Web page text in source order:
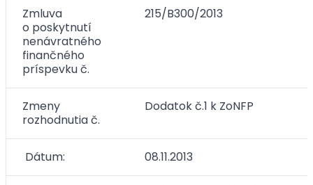
Zmluva
o poskytnutí
nenávratného
finančného
príspevku č.
215/B300/2013
Zmeny
rozhodnutia č.
Dodatok č.1 k ZoNFP
Dátum: 08.11.2013